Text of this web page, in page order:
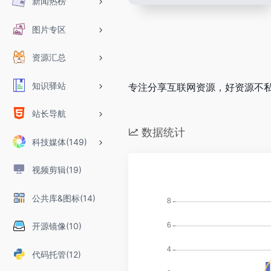
图片专区
资源汇总
知识驿站
站长导航
科技媒体(149)
视频剪辑(19)
公共库&图标(14)
开源镜像(10)
代码托管(12)
专注分享互联网资源，好资源不
数据统计